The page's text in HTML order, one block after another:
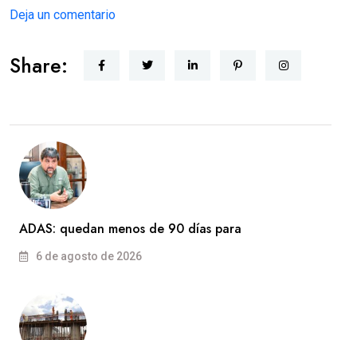
Deja un comentario
Share:
ADAS: quedan menos de 90 días para
6 de agosto de 2026